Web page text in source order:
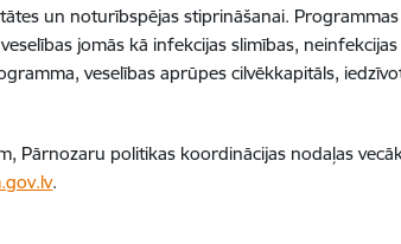
un noturībspējas stiprināšanai.
jomās kā infekcijas slimības, neinfekcijas
veselības aprūpes cilvēkkapitāls,
Pārnozaru politikas koordinācijas nodaļas
.